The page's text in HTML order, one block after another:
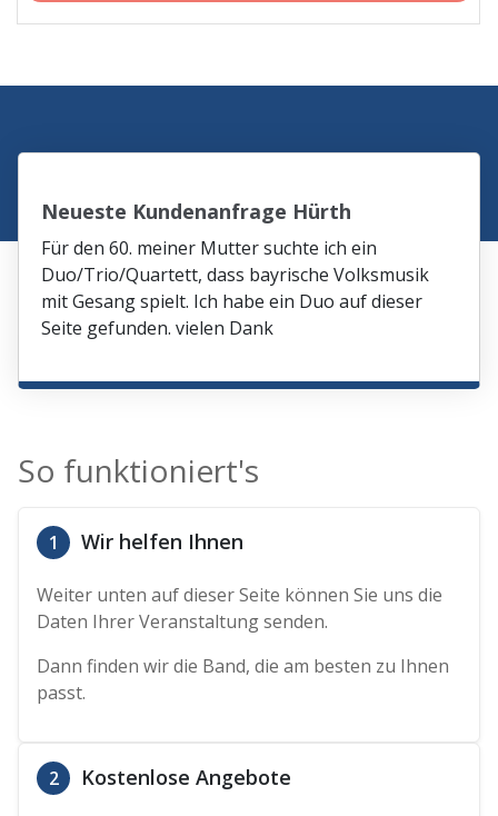
Neueste Kundenanfrage Hürth
Für den 60. meiner Mutter suchte ich ein
Duo/Trio/Quartett, dass bayrische Volksmusik
mit Gesang spielt. Ich habe ein Duo auf dieser
Seite gefunden. vielen Dank
So funktioniert's
1 Wir helfen Ihnen
Weiter unten auf dieser Seite können Sie uns die
Daten Ihrer Veranstaltung senden.
Dann finden wir die Band, die am besten zu Ihnen
passt.
2 Kostenlose Angebote